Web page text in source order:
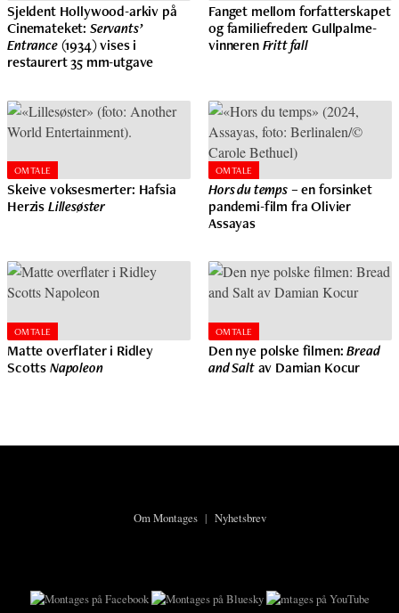
Sjeldent Hollywood-arkiv på
Cinemateket: Servants’
Entrance(1934) vises i
restaurert 35 mm-utgave
Fanget mellom forfatterskapet
og familiefreden: Gullpalme-
vinnerenFritt fall
OMTALE
Skeive voksesmerter: Hafsia
HerzisLillesøster
OMTALE
Hors du temps– en forsinket
pandemi-film fra Olivier
Assayas
OMTALE
Matte overflater i Ridley
ScottsNapoleon
OMTALE
Den nye polske filmen:Bread
and Saltav Damian Kocur
Om Montages| Nyhetsbrev